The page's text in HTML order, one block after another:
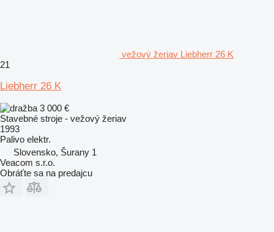
vežový žeriav Liebherr 26 K
21
Liebherr 26 K
3 000 €
Stavebné stroje - vežový žeriav
1993
Palivo elektr.
Slovensko, Šurany 1
Veacom s.r.o.
Obráťte sa na predajcu